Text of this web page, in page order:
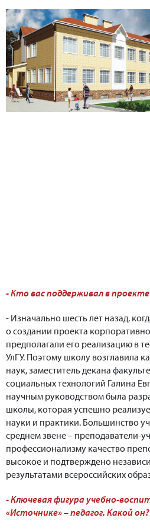
- Кто вас поддерживал в
- Изначально шесть лет назад,
о создании проекта
предполагали его реализацию в
УлГУ. Поэтому школу возглавила
наук, заместитель декана
социальных технологий Галина
научным руководством была
школы, которая успешно
науки и практики. Большинство
среднем звене – преподаватели-
профессионализму качество
высокое и подтверждено
результатами всероссийских
- Ключевая фигура учебно-
«Источнике» – педагог. Какой он?